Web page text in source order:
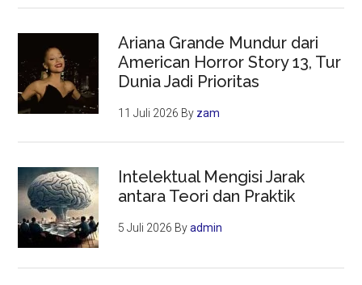
Ariana Grande Mundur dari
American Horror Story 13, Tur
Dunia Jadi Prioritas
11 Juli 2026 By zam
Intelektual Mengisi Jarak
antara Teori dan Praktik
5 Juli 2026 Byadmin